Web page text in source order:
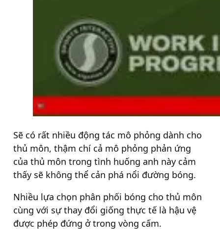
Sẽ có rất nhiều động tác mô phỏng dành cho
thủ môn, thậm chí cả mô phỏng phản ứng
của thủ môn trong tình huống anh này cảm
thấy sẽ không thể cản phá nổi đường bóng.
Nhiều lựa chọn phân phối bóng cho thủ môn
cùng với sự thay đổi giống thực tế là hậu vệ
được phép đứng ở trong vòng cấm.